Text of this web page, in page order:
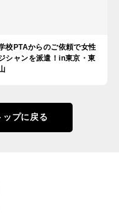
校PTAからのご依頼で女性
シャンを派遣！in東京・東
ップに戻る